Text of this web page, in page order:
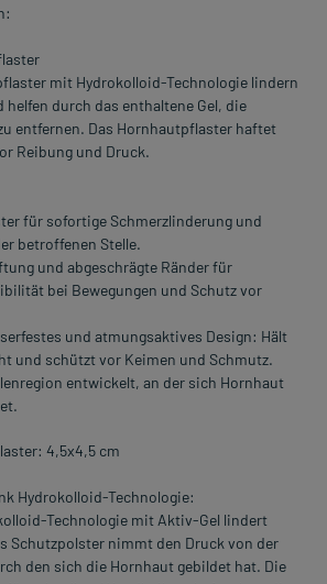
mit Hydrokolloid-Technologie lindern
durch das enthaltene Gel, die
entfernen. Das Hornhautpflaster haftet
Reibung und Druck.
für sofortige Schmerzlinderung und
betroffenen Stelle.
und abgeschrägte Ränder für
bei Bewegungen und Schutz vor
und atmungsaktives Design: Hält
und schützt vor Keimen und Schmutz.
entwickelt, an der sich Hornhaut
4,5x4,5 cm
Hydrokolloid-Technologie:
Technologie mit Aktiv-Gel lindert
Schutzpolster nimmt den Druck von der
den sich die Hornhaut gebildet hat. Die